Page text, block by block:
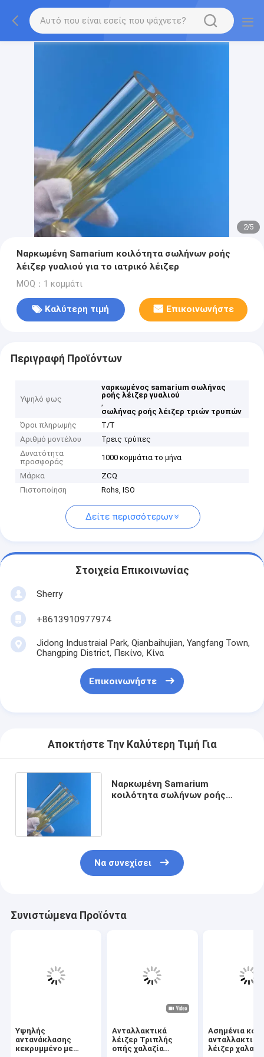
2/5
Ναρκωμένη Samarium κοιλότητα σωλήνων ροής
λέιζερ γυαλιού για το ιατρικό λέιζερ
MOQ：1 κομμάτι
Καλύτερη τιμή Επικοινωνήστε
Περιγραφή Προϊόντων
Υψηλό φως
ναρκωμένος samarium σωλήνας
ροής λέιζερ γυαλιού
,
σωλήνας ροής λέιζερ τριών τρυπών
Όροι πληρωμής
T/T
Αριθμό μοντέλου
Τρεις τρύπες
Δυνατότητα
προσφοράς
1000 κομμάτια το μήνα
Μάρκα
ZCQ
Πιστοποίηση
Rohs, ISO
Δείτε περισσότερων
Στοιχεία Επικοινωνίας
Sherry
+8613910977974
Jidong Industraial Park, Qianbaihujian, Yangfang Town,
Changping District, Πεκίνο, Κίνα
Επικοινωνήστε
Αποκτήστε Την Καλύτερη Τιμή Για
Ναρκωμένη Samarium
κοιλότητα σωλήνων ροής
Να συνεχίσει
Συνιστώμενα Προϊόντα
Υψηλής
αντανάκλασης
κεκρυμμένο με
Ανταλλακτικά
λέιζερ Τριπλής
οπής χαλαζία
Ασημένια
λέιζερ